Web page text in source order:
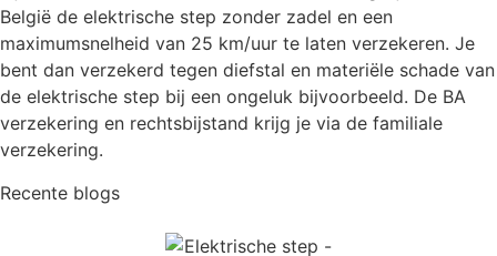
België de elektrische step zonder zadel en een
maximumsnelheid van 25 km/uur te laten verzekeren. Je
bent dan verzekerd tegen diefstal en materiële schade van
de elektrische step bij een ongeluk bijvoorbeeld. De BA
verzekering en rechtsbijstand krijg je via de familiale
verzekering.
Recente blogs